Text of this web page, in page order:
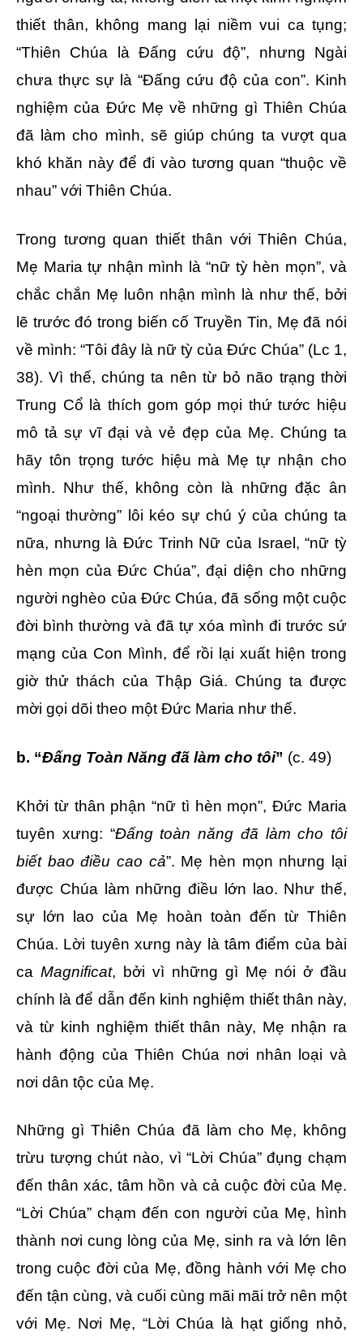
thiết thân, không mang lại niềm vui ca tụng;
“Thiên Chúa là Đấng cứu độ”, nhưng Ngài
chưa thực sự là “Đấng cứu độ của con”. Kinh
nghiệm của Đức Mẹ về những gì Thiên Chúa
đã làm cho mình, sẽ giúp chúng ta vượt qua
khó khăn này để đi vào tương quan “thuộc về
nhau” với Thiên Chúa.
Trong tương quan thiết thân với Thiên Chúa,
Mẹ Maria tự nhận mình là “nữ tỳ hèn mọn”, và
chắc chắn Mẹ luôn nhận mình là như thế, bởi
lẽ trước đó trong biến cố Truyền Tin, Mẹ đã nói
về mình: “Tôi đây là nữ tỳ của Đức Chúa” (Lc 1,
38). Vì thế, chúng ta nên từ bỏ não trạng thời
Trung Cổ là thích gom góp mọi thứ tước hiệu
mô tả sự vĩ đại và vẻ đẹp của Mẹ. Chúng ta
hãy tôn trọng tước hiệu mà Mẹ tự nhận cho
mình. Như thế, không còn là những đặc ân
“ngoại thường” lôi kéo sự chú ý của chúng ta
nữa, nhưng là Đức Trinh Nữ của Israel, “nữ tỳ
hèn mọn của Đức Chúa”, đại diện cho những
người nghèo của Đức Chúa, đã sống một cuộc
đời bình thường và đã tự xóa mình đi trước sứ
mạng của Con Mình, để rồi lại xuất hiện trong
giờ thử thách của Thập Giá. Chúng ta được
mời gọi dõi theo một Đức Maria như thế.
b. “Đấng Toàn Năng đã làm cho tôi” (c. 49)
Khởi từ thân phận “nữ tì hèn mọn”, Đức Maria
tuyên xưng: “Đấng toàn năng đã làm cho tôi
biết bao điều cao cả”. Mẹ hèn mọn nhưng lại
được Chúa làm những điều lớn lao. Như thế,
sự lớn lao của Mẹ hoàn toàn đến từ Thiên
Chúa. Lời tuyên xưng này là tâm điểm của bài
ca Magnificat, bởi vì những gì Mẹ nói ở đầu
chính là để dẫn đến kinh nghiệm thiết thân này,
và từ kinh nghiệm thiết thân này, Mẹ nhận ra
hành động của Thiên Chúa nơi nhân loại và
nơi dân tộc của Mẹ.
Những gì Thiên Chúa đã làm cho Mẹ, không
trừu tượng chút nào, vì “Lời Chúa” đụng chạm
đến thân xác, tâm hồn và cả cuộc đời của Mẹ.
“Lời Chúa” chạm đến con người của Mẹ, hình
thành nơi cung lòng của Mẹ, sinh ra và lớn lên
trong cuộc đời của Mẹ, đồng hành với Mẹ cho
đến tận cùng, và cuối cùng mãi mãi trở nên một
với Mẹ. Nơi Mẹ, “Lời Chúa là hạt giống nhỏ,